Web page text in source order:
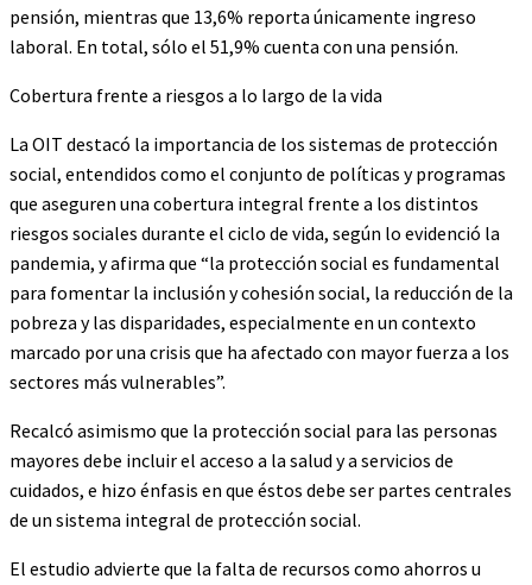
pensión, mientras que 13,6% reporta únicamente ingreso
laboral. En total, sólo el 51,9% cuenta con una pensión.
Cobertura frente a riesgos a lo largo de la vida
La OIT destacó la importancia de los sistemas de protección
social, entendidos como el conjunto de políticas y programas
que aseguren una cobertura integral frente a los distintos
riesgos sociales durante el ciclo de vida, según lo evidenció la
pandemia, y afirma que “la protección social es fundamental
para fomentar la inclusión y cohesión social, la reducción de la
pobreza y las disparidades, especialmente en un contexto
marcado por una crisis que ha afectado con mayor fuerza a los
sectores más vulnerables”.
Recalcó asimismo que la protección social para las personas
mayores debe incluir el acceso a la salud y a servicios de
cuidados, e hizo énfasis en que éstos debe ser partes centrales
de un sistema integral de protección social.
El estudio advierte que la falta de recursos como ahorros u